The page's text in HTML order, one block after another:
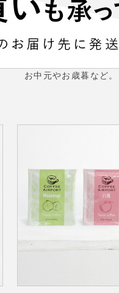
お中元やお歳暮など